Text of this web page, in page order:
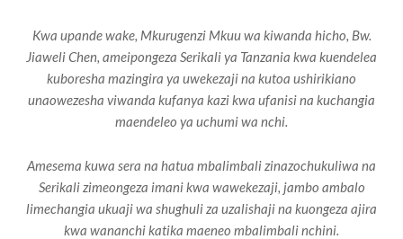
Kwa upande wake, Mkurugenzi Mkuu wa kiwanda hicho, Bw.
Jiaweli Chen, ameipongeza Serikali ya Tanzania kwa kuendelea
kuboresha mazingira ya uwekezaji na kutoa ushirikiano
unaowezesha viwanda kufanya kazi kwa ufanisi na kuchangia
maendeleo ya uchumi wa nchi.
Amesema kuwa sera na hatua mbalimbali zinazochukuliwa na
Serikali zimeongeza imani kwa wawekezaji, jambo ambalo
limechangia ukuaji wa shughuli za uzalishaji na kuongeza ajira
kwa wananchi katika maeneo mbalimbali nchini.